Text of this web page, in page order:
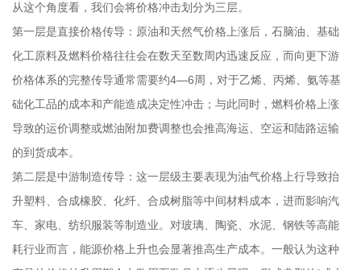
从这个角度看，我们会将价格冲击划分为三层。
第一层是直接价格传导：原油和天然气价格上涨后，石脑油、基础
化工原料及燃料价格往往会在数天至数周内迅速反应，而向更下游
价格体系的完整传导通常需要约4—6周，对于乙烯、丙烯、氨等基
础化工品的成本和产能造成决定性冲击；与此同时，燃料价格上涨
导致的运价调整或燃油附加费调整也会推高海运、空运和陆路运输
的到货成本。
第二层是中游制造传导：这一层级主要表现为油气价格上行导致抬
升塑料、合成橡胶、化纤、合成树脂等中间材料成本，进而影响汽
车、家电、纺织服装等制造业。对玻璃、陶瓷、水泥、钢铁等高能
耗行业而言，能源价格上升也会显著推高生产成本。一般认为这种